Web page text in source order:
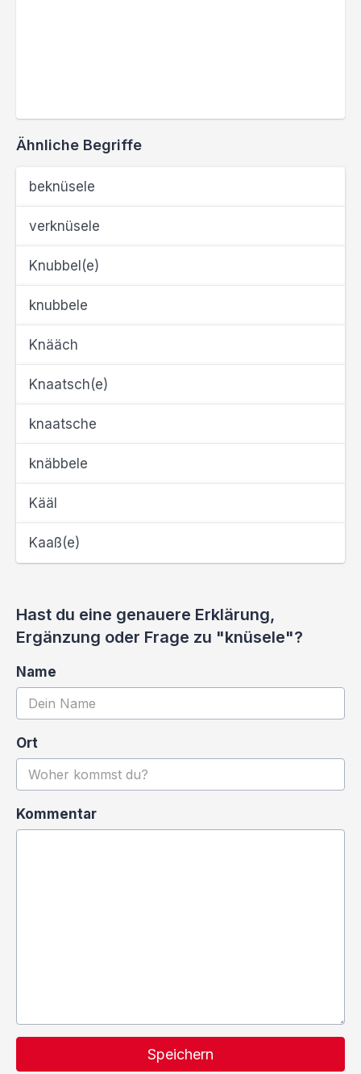
Ähnliche Begriffe
beknüsele
verknüsele
Knubbel(e)
knubbele
Knääch
Knaatsch(e)
knaatsche
knäbbele
Kääl
Kaaß(e)
Hast du eine genauere Erklärung,
Ergänzung oder Frage zu "knüsele"?
Name
Ort
Kommentar
Speichern